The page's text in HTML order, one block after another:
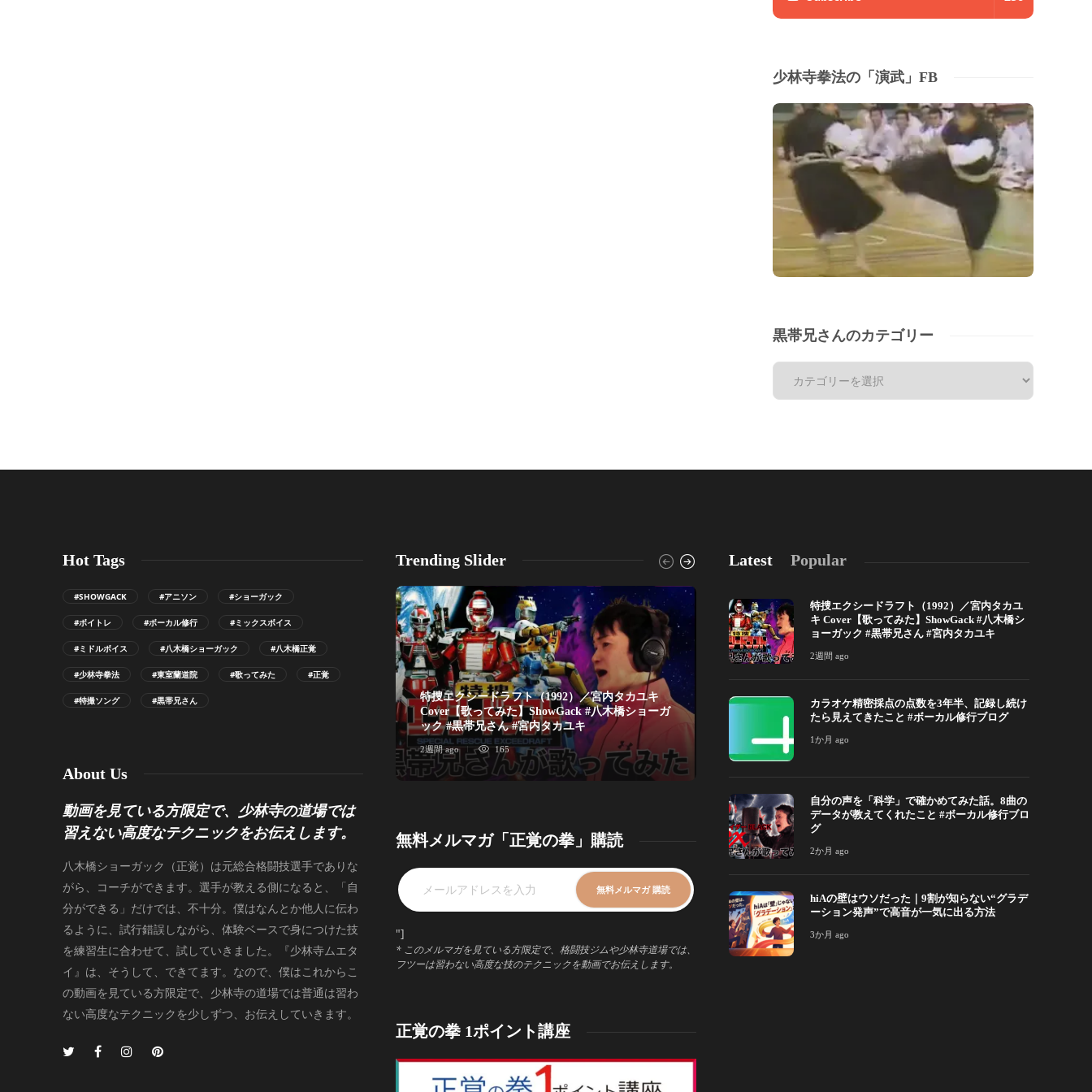
少林寺拳法の「演武」FB
黒帯兄さんのカテゴリー
Hot Tags
#SHOWGACK #アニソン #ショーガック
#ボイトレ #ボーカル修行 #ミックスボイス
#ミドルボイス #八木橋ショーガック #八木橋正覚
#少林寺拳法 #東室蘭道院 #歌ってみた #正覚
#特撮ソング #黒帯兄さん
About Us
動画を見ている方限定で、少林寺の道場では
習えない高度なテクニックをお伝えします。
八木橋ショーガック（正覚）は元総合格闘技選手でありな
がら、コーチができます。選手が教える側になると、「自
分ができる」だけでは、不十分。僕はなんとか他人に伝わ
るように、試行錯誤しながら、体験ベースで身につけた技
を練習生に合わせて、試していきました。『少林寺ムエタ
イ』は、そうして、できてます。なので、僕はこれからこ
の動画を見ている方限定で、少林寺の道場では普通は習わ
ない高度なテクニックを少しずつ、お伝えしていきます。
Trending Slider
特捜エクシードラフト（1992）／宮内タカユキ
Cover【歌ってみた】ShowGack #八木橋ショーガ
ック #黒帯兄さん #宮内タカユキ
2週間 ago 165
カラオケ精密採点の点数を3年半、記録し続けた
ら見えてきたこと #ボーカル修行ブログ
自分の声を
無料メルマガ「正覚の拳」購読
"]
* このメルマガを見ている方限定で、格闘技ジムや少林寺道場では、
フツーは習わない高度な技のテクニックを動画でお伝えします。
正覚の拳 1ポイント講座
Latest Popular
特捜エクシードラフト（1992）／宮内タカユ
キ Cover【歌ってみた】ShowGack #八木橋シ
ョーガック #黒帯兄さん #宮内タカユキ
2週間 ago
カラオケ精密採点の点数を3年半、記録し続け
たら見えてきたこと #ボーカル修行ブログ
1か月 ago
自分の声を「科学」で確かめてみた話。8曲の
データが教えてくれたこと #ボーカル修行ブロ
グ
2か月 ago
hiAの壁はウソだった｜9割が知らない“グラデ
ーション発声”で高音が一気に出る方法
3か月 ago